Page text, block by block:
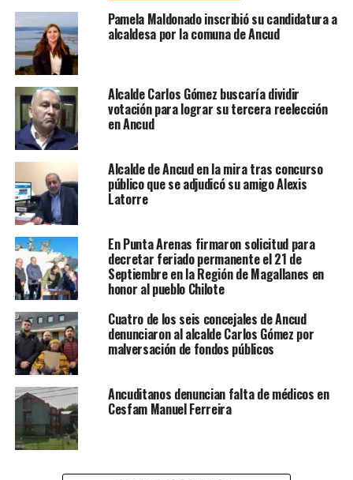
Pamela Maldonado inscribió su candidatura a
alcaldesa por la comuna de Ancud
Alcalde Carlos Gómez buscaría dividir
votación para lograr su tercera reelección
en Ancud
Alcalde de Ancud en la mira tras concurso
público que se adjudicó su amigo Alexis
Latorre
En Punta Arenas firmaron solicitud para
decretar feriado permanente el 21 de
Septiembre en la Región de Magallanes en
honor al pueblo Chilote
Cuatro de los seis concejales de Ancud
denunciaron al alcalde Carlos Gómez por
malversación de fondos públicos
Ancuditanos denuncian falta de médicos en
Cesfam Manuel Ferreira